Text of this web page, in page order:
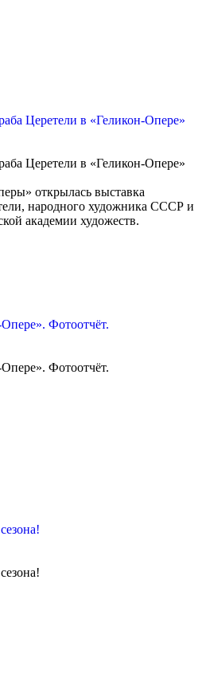
Церетели в «Геликон-Опере»
Церетели в «Геликон-Опере»
открылась выставка
народного художника СССР и
академии художеств.
Фотоотчёт.
Фотоотчёт.